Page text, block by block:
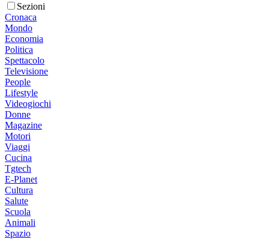
Sezioni
Cronaca
Mondo
Economia
Politica
Spettacolo
Televisione
People
Lifestyle
Videogiochi
Donne
Magazine
Motori
Viaggi
Cucina
Tgtech
E-Planet
Cultura
Salute
Scuola
Animali
Spazio